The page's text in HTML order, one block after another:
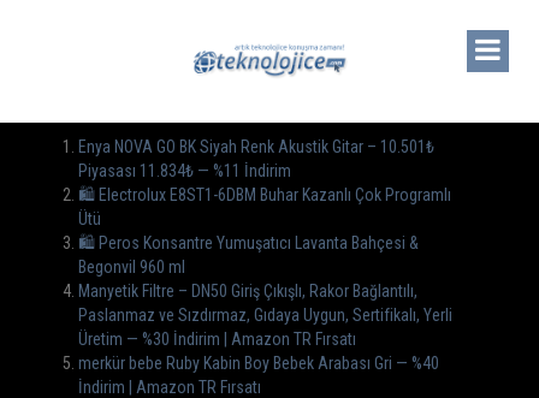
Enya NOVA GO BK Siyah Renk Akustik Gitar – 10.501₺
Piyasası 11.834₺ — %11 İndirim
🛍 Electrolux E8ST1-6DBM Buhar Kazanlı Çok Programlı
Ütü
🛍️ Peros Konsantre Yumuşatıcı Lavanta Bahçesi &
Begonvil 960 ml
Manyetik Filtre – DN50 Giriş Çıkışlı, Rakor Bağlantılı,
Paslanmaz ve Sızdırmaz, Gıdaya Uygun, Sertifikalı, Yerli
Üretim — %30 İndirim | Amazon TR Fırsatı
merkür bebe Ruby Kabin Boy Bebek Arabası Gri — %40
İndirim | Amazon TR Fırsatı